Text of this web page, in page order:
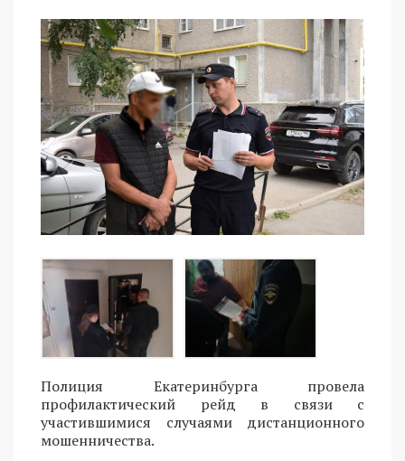
Полиция Екатеринбурга провела
профилактический рейд в связи с
участившимися случаями дистанционного
мошенничества.